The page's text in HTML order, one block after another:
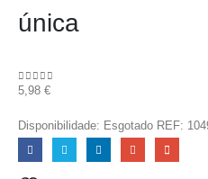
única
0 out of 5
5,98 €
Disponibilidade: Esgotado REF: